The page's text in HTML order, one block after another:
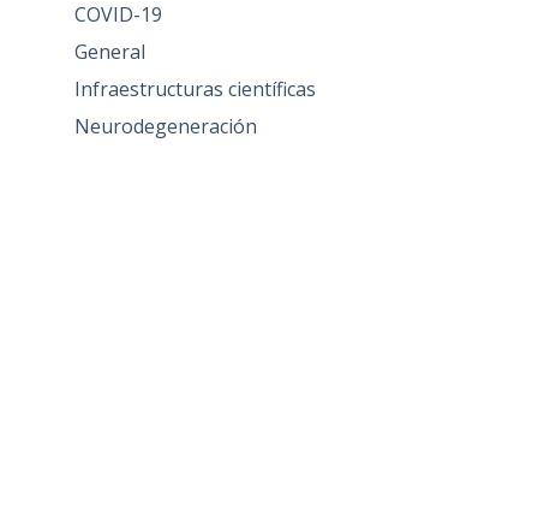
COVID-19
General
Infraestructuras científicas
Neurodegeneración